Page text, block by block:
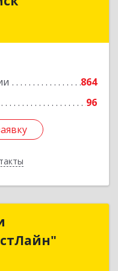
864
96
г, Кирова пр-кт,
Внедрения и
"ИстЛайн"